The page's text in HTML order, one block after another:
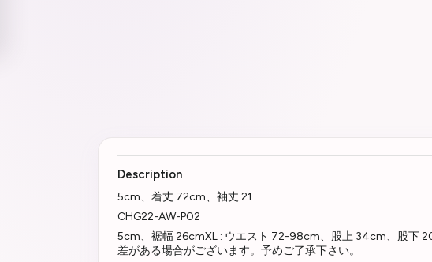
Description
5cm、着丈 72cm、袖丈 21
CHG22-AW-P02
5cm、裾幅 26cmXL : ウエスト 72-98cm、股上 34cm、股下
差がある場合がございます。予めご了承下さい。